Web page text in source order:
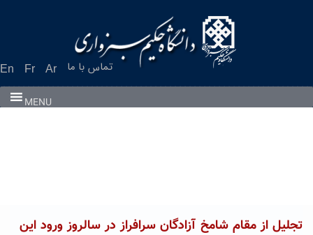
En Fr Ar تماس با ما
MENU
تجلیل از مقام شامخ آزادگان سرافراز در سالروز ورود این